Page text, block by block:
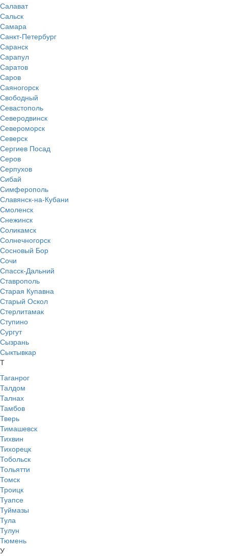
Салават
Сальск
Самара
Санкт-Петербург
Саранск
Сарапул
Саратов
Саров
Саяногорск
Свободный
Севастополь
Северодвинск
Североморск
Северск
Сергиев Посад
Серов
Серпухов
Сибай
Симферополь
Славянск-на-Кубани
Смоленск
Снежинск
Соликамск
Солнечногорск
Сосновый Бор
Сочи
Спасск-Дальний
Ставрополь
Старая Купавна
Старый Оскол
Стерлитамак
Ступино
Сургут
Сызрань
Сыктывкар
Т
Таганрог
Талдом
Талнах
Тамбов
Тверь
Тимашевск
Тихвин
Тихорецк
Тобольск
Тольятти
Томск
Троицк
Туапсе
Туймазы
Тула
Тулун
Тюмень
У